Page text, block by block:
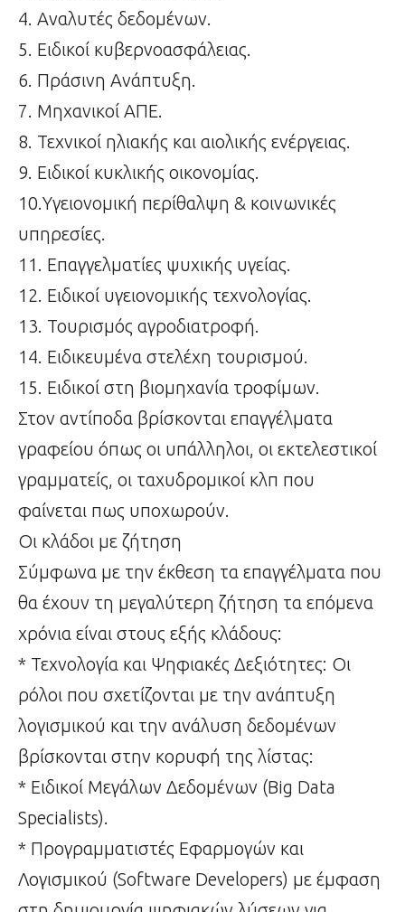
4. Αναλυτές δεδομένων.
5. Ειδικοί κυβερνοασφάλειας.
6. Πράσινη Ανάπτυξη.
7. Μηχανικοί ΑΠΕ.
8. Τεχνικοί ηλιακής και αιολικής ενέργειας.
9. Ειδικοί κυκλικής οικονομίας.
10.Υγειονομική περίθαλψη & κοινωνικές
υπηρεσίες.
11. Επαγγελματίες ψυχικής υγείας.
12. Ειδικοί υγειονομικής τεχνολογίας.
13. Τουρισμός αγροδιατροφή.
14. Ειδικευμένα στελέχη τουρισμού.
15. Ειδικοί στη βιομηχανία τροφίμων.
Στον αντίποδα βρίσκονται επαγγέλματα
γραφείου όπως οι υπάλληλοι, οι εκτελεστικοί
γραμματείς, οι ταχυδρομικοί κλπ που
φαίνεται πως υποχωρούν.
Οι κλάδοι με ζήτηση
Σύμφωνα με την έκθεση τα επαγγέλματα που
θα έχουν τη μεγαλύτερη ζήτηση τα επόμενα
χρόνια είναι στους εξής κλάδους:
* Τεχνολογία και Ψηφιακές Δεξιότητες: Οι
ρόλοι που σχετίζονται με την ανάπτυξη
λογισμικού και την ανάλυση δεδομένων
βρίσκονται στην κορυφή της λίστας:
* Ειδικοί Μεγάλων Δεδομένων (Big Data
Specialists).
* Προγραμματιστές Εφαρμογών και
Λογισμικού (Software Developers) με έμφαση